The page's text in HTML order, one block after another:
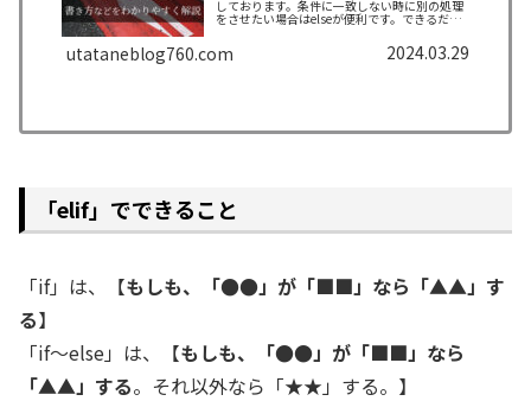
しております。条件に一致しない時に別の処理
をさせたい場合はelseが便利です。できるだけ
utataneblog760.com 2024.03.29
「elif」でできること
「if」は、【もしも、「●●」が「■■ 」なら「▲▲ 」す
る】
「if～else」は、【もしも、「●●」が「■■ 」なら
「▲▲ 」する。それ以外なら「★★」する。】